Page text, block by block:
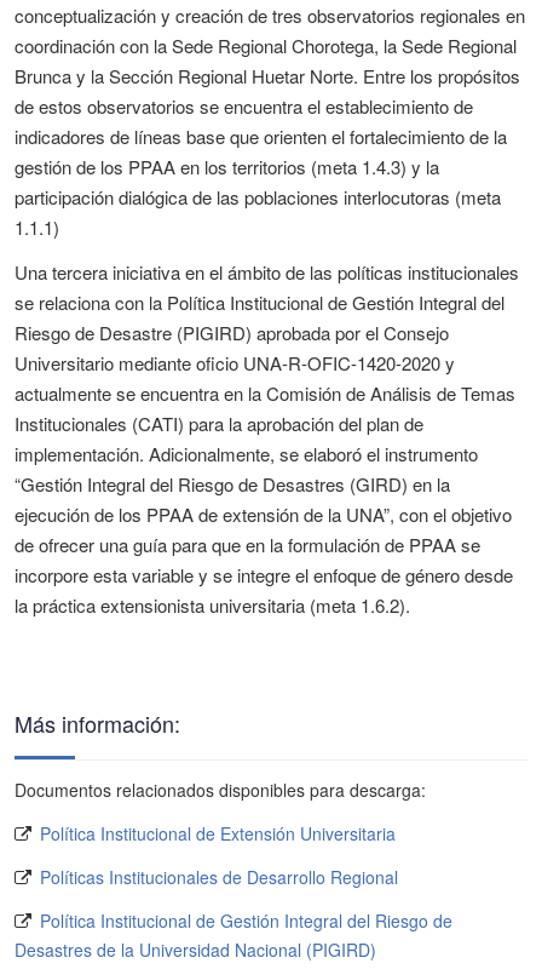
conceptualización y creación de tres observatorios regionales en
coordinación con la Sede Regional Chorotega, la Sede Regional
Brunca y la Sección Regional Huetar Norte. Entre los propósitos
de estos observatorios se encuentra el establecimiento de
indicadores de líneas base que orienten el fortalecimiento de la
gestión de los PPAA en los territorios (meta 1.4.3) y la
participación dialógica de las poblaciones interlocutoras (meta
1.1.1)
Una tercera iniciativa en el ámbito de las políticas institucionales
se relaciona con la Política Institucional de Gestión Integral del
Riesgo de Desastre (PIGIRD) aprobada por el Consejo
Universitario mediante oficio UNA-R-OFIC-1420-2020 y
actualmente se encuentra en la Comisión de Análisis de Temas
Institucionales (CATI) para la aprobación del plan de
implementación. Adicionalmente, se elaboró el instrumento
“Gestión Integral del Riesgo de Desastres (GIRD) en la
ejecución de los PPAA de extensión de la UNA”, con el objetivo
de ofrecer una guía para que en la formulación de PPAA se
incorpore esta variable y se integre el enfoque de género desde
la práctica extensionista universitaria (meta 1.6.2).
Más información:
Documentos relacionados disponibles para descarga:
Política Institucional de Extensión Universitaria
Políticas Institucionales de Desarrollo Regional
Política Institucional de Gestión Integral del Riesgo de
Desastres de la Universidad Nacional (PIGIRD)